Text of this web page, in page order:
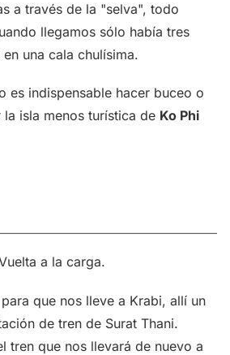
a través de la "selva", todo
llegamos sólo había tres
una cala chulísima.
es indispensable hacer buceo o
isla menos turística de Ko Phi
a la carga.
que nos lleve a Krabi, allí un
de tren de Surat Thani.
tren que nos llevará de nuevo a